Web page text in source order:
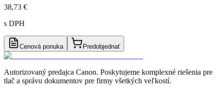
38,73 €
s DPH
Cenová ponuka Predobjednať
Autorizovaný predajca Canon. Poskytujeme komplexné riešenia pre
tlač a správu dokumentov pre firmy všetkých veľkostí.